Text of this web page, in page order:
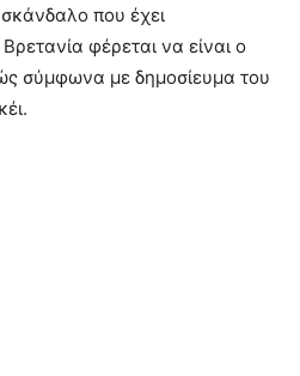
που έχει
φέρεται να είναι ο
σύμφωνα με δημοσίευμα του